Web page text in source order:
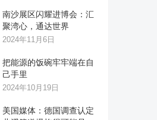
南沙展区闪耀进博会：汇
聚湾心，通达世界
2024年11月6日
把能源的饭碗牢牢端在自
己手里
2024年10月19日
美国媒体：德国调查认定